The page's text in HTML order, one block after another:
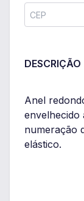
DESCRIÇÃO
Anel
envelhecido
numeração
elástico.